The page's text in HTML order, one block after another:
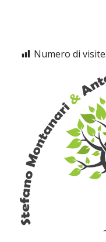
Numero di visite: